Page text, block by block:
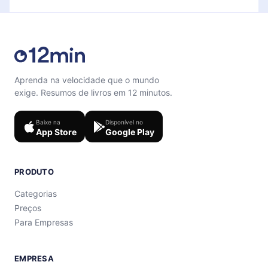
Aprenda na velocidade que o mundo
exige. Resumos de livros em 12 minutos.
Baixe na
App Store
Disponível no
Google Play
PRODUTO
Categorias
Preços
Para Empresas
EMPRESA